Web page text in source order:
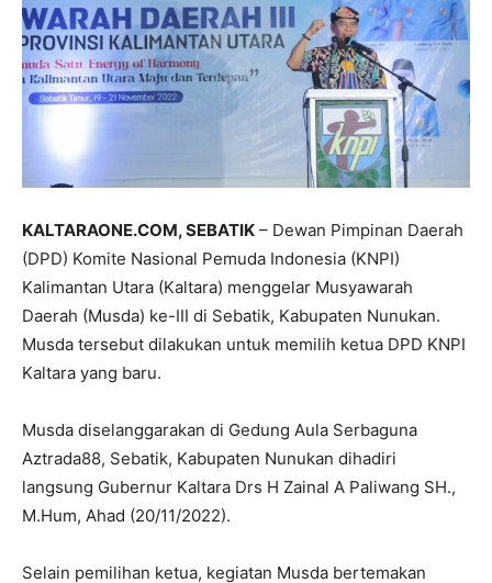
KALTARAONE.COM, SEBATIK – Dewan Pimpinan Daerah
(DPD) Komite Nasional Pemuda Indonesia (KNPI)
Kalimantan Utara (Kaltara) menggelar Musyawarah
Daerah (Musda) ke-III di Sebatik, Kabupaten Nunukan.
Musda tersebut dilakukan untuk memilih ketua DPD KNPI
Kaltara yang baru.
Musda diselanggarakan di Gedung Aula Serbaguna
Aztrada88, Sebatik, Kabupaten Nunukan dihadiri
langsung Gubernur Kaltara Drs H Zainal A Paliwang SH.,
M.Hum, Ahad (20/11/2022).
Selain pemilihan ketua, kegiatan Musda bertemakan